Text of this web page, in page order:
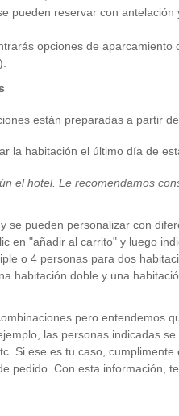
pueden reservar con
opciones de
).
están preparadas a partir
la habitación el último día de
el hotel. Le recomendamos
y se pueden personalizar con
en "añadir al carrito" y luego
o 4 personas para dos
habitación doble y una
pero entendemos
las personas indicadas
Si ese es tu caso,
pedido. Con esta información,